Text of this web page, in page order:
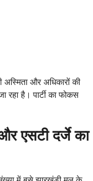
अस्मिता और अधिकारों की
रहा है। पार्टी का फोकस
एसटी दर्जे का